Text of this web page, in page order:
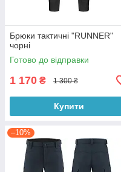
Брюки тактичні "RUNNER"
чорні
Готово до відправки
1 170 ₴ 1 300 ₴
Купити
–10%